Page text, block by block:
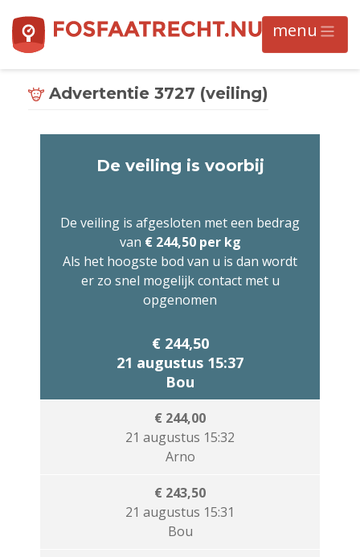
Advertentie 3727 (veiling)
De veiling is voorbij
De veiling is afgesloten met een bedrag
van € 244,50 per kg
Als het hoogste bod van u is dan wordt
er zo snel mogelijk contact met u
opgenomen
€ 244,50
21 augustus 15:37
Bou
€ 244,00
21 augustus 15:32
Arno
€ 243,50
21 augustus 15:31
Bou